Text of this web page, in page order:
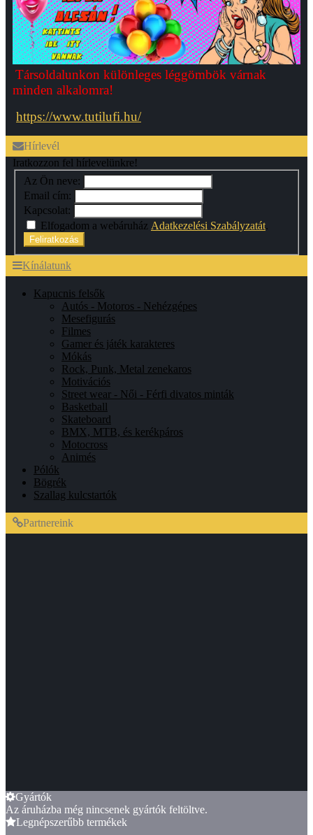
Társoldalunkon különleges léggömbök várnak
minden alkalomra!
https://www.tutilufi.hu/
Hírlevél
Iratkozzon fel hírlevelünkre!
Az Ön neve:
Email cím:
Kapcsolat:
Elfogadom a webáruház Adatkezelési Szabályzatát.
Feliratkozás
Kínálatunk
Kapucnis felsők
Autós - Motoros - Nehézgépes
Mesefigurás
Filmes
Gamer és játék karakteres
Mókás
Rock, Punk, Metal zenekaros
Motivációs
Street wear - Női - Férfi divatos minták
Basketball
Skateboard
BMX, MTB, és kerékpáros
Motocross
Animés
Pólók
Bögrék
Szallag kulcstartók
Partnereink
Gyártók
Az áruházba még nincsenek gyártók feltöltve.
Legnépszerűbb termékek